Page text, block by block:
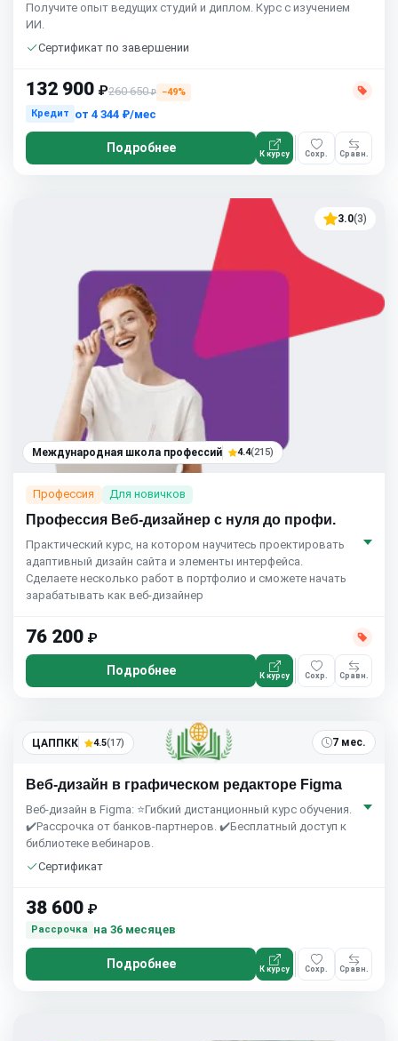
Получите опыт ведущих студий и диплом. Курс с изучением
ИИ.
Сертификат по завершении
132 900 ₽260 650₽
−49%
Кредит
от 4 344 ₽/мес
Подробнее К курсу Сохр. Сравн.
3.0(3)
Международная школа профессий 4.4(215)
Профессия Для новичков
Профессия Веб-дизайнер с нуля до профи.
Практический курс, на котором научитесь проектировать
адаптивный дизайн сайта и элементы интерфейса.
Сделаете несколько работ в портфолио и сможете начать
зарабатывать как веб-дизайнер
76 200 ₽
Подробнее К курсу Сохр. Сравн.
ЦАППКК 4.5(17) 7 мес.
Веб-дизайн в графическом редакторе Figma
Веб-дизайн в Figma: ⭐Гибкий дистанционный курс обучения.
✔️Рассрочка от банков-партнеров. ✔️Бесплатный доступ к
библиотеке вебинаров.
Сертификат
38 600 ₽
Рассрочка на 36 месяцев
Подробнее К курсу Сохр. Сравн.